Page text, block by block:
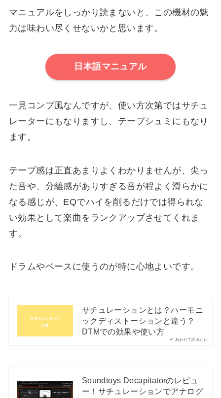
マニュアルをしっかり読まないと、この機材の魅
力は味わい尽くせないかと思います。
日本語マニュアル
一見コンプ風なんですが、使い方次第ではサチュ
レーターにもなりますし、テープシュミにもなり
ます。
テープ感は正直あまりよくわかりませんが、尖っ
た音や、分離感がありすぎる音が程よく滑らかに
なる感じが、EQでハイを削るだけでは得られな
い効果として楽曲をランクアップさせてくれま
す。
ドラムやベースに使うのが特に心地よいです。
あわせて読みたい
サチュレーションとは？ハーモニ
ックディストーションと違う？
DTMでの効果や使い方
Soundtoys Decapitatorのレビュ
ー！サチュレーションでアナログ